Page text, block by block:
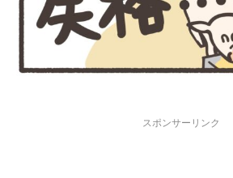
スポンサーリンク